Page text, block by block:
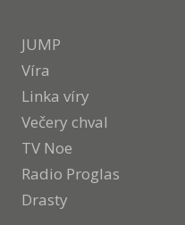
JUMP
Víra
Linka víry
Večery chval
TV Noe
Radio Proglas
Drasty